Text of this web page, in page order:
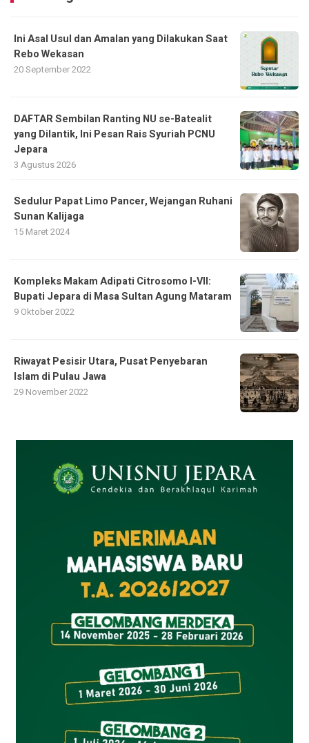
Ini Asal Usul dan Amalan yang Dilakukan Saat
Rebo Wekasan
20 September 2022
DAFTAR Sembilan Ranting NU se-Batealit
yang Dilantik, Ini Pesan Rais Syuriah PCNU
Jepara
3 Agustus 2026
Sedulur Papat Limo Pancer, Wejangan Ruhani
Sunan Kalijaga
15 Maret 2024
Kompleks Makam Adipati Citrosomo I-VII:
Bupati Jepara di Masa Sultan Agung Mataram
9 Oktober 2022
Riwayat Pesisir Utara, Pusat Penyebaran
Islam di Pulau Jawa
29 November 2022